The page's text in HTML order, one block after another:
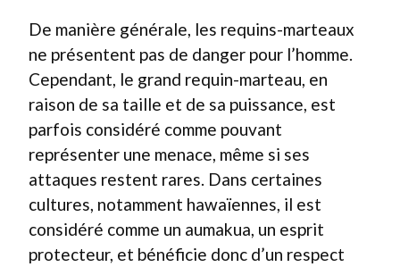
De manière générale, les requins-marteaux
ne présentent pas de danger pour l’homme.
Cependant, le grand requin-marteau, en
raison de sa taille et de sa puissance, est
parfois considéré comme pouvant
représenter une menace, même si ses
attaques restent rares. Dans certaines
cultures, notamment hawaïennes, il est
considéré comme un aumakua, un esprit
protecteur, et bénéficie donc d’un respect